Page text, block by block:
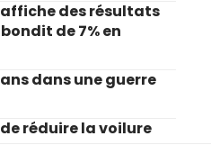
affiche des résultats
de 7% en
dans une guerre
réduire la voilure